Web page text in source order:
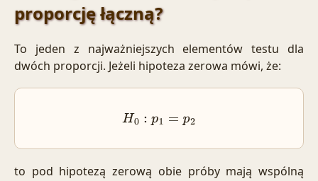
proporcję łączną?
To jeden z najważniejszych elementów testu dla
dwóch proporcji. Jeżeli hipoteza zerowa mówi, że:
H 0 p1 =p 2
to pod hipotezą zerową obie próby mają wspólną